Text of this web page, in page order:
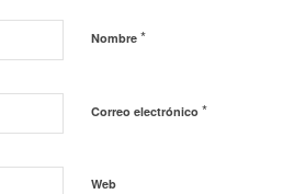
Nombre *
Correo electrónico *
Web